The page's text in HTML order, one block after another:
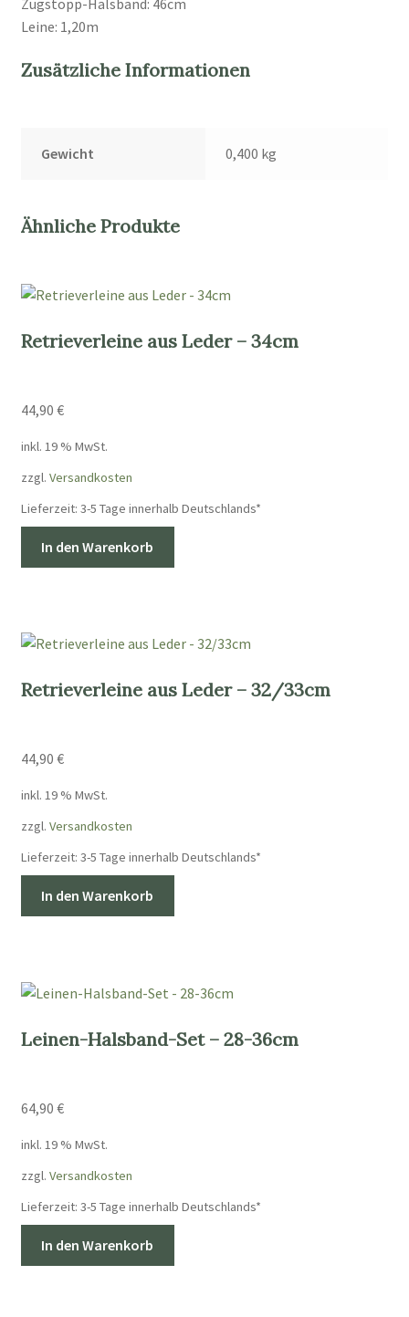
Zugstopp-Halsband: 46cm
Leine: 1,20m
Zusätzliche Informationen
Gewicht 0,400 kg
Ähnliche Produkte
Retrieverleine aus Leder – 34cm
44,90 €
inkl. 19 % MwSt.
zzgl. Versandkosten
Lieferzeit: 3-5 Tage innerhalb Deutschlands*
In den Warenkorb
Retrieverleine aus Leder – 32/33cm
44,90 €
inkl. 19 % MwSt.
zzgl. Versandkosten
Lieferzeit: 3-5 Tage innerhalb Deutschlands*
In den Warenkorb
Leinen-Halsband-Set – 28-36cm
64,90 €
inkl. 19 % MwSt.
zzgl. Versandkosten
Lieferzeit: 3-5 Tage innerhalb Deutschlands*
In den Warenkorb